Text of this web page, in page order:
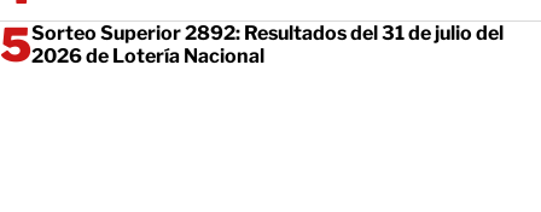
Sorteo Superior 2892: Resultados del 31 de julio del
2026 de Lotería Nacional